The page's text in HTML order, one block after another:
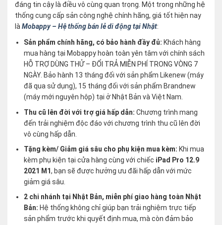
đáng tin cậy là điều vô cùng quan trọng. Một trong những hệ
thống cung cấp sản công nghệ chính hãng, giá tốt hiện nay
là Mobappy – Hệ thống bán lẻ di động tại Nhật:
Sản phẩm chính hãng, có bảo hành đầy đủ: Khách hàng
mua hàng tại Mobappy hoàn toàn yên tâm với chính sách
HỖ TRỢ DÙNG THỬ – ĐỔI TRẢ MIỄN PHÍ TRONG VÒNG 7
NGÀY. Bảo hành 13 tháng đối với sản phẩm Likenew (máy
đã qua sử dụng), 15 tháng đối với sản phẩm Brandnew
(máy mới nguyên hộp) tại ở Nhật Bản và Việt Nam.
Thu cũ lên đời với trợ giá hấp dẫn:Chương trình mang
đến trải nghiệm độc đáo với chương trình thu cũ lên đời
vô cùng hấp dẫn.
Tặng kèm/ Giảm giá sâu cho phụ kiện mua kèm: Khi mua
kèm phụ kiện tại cửa hàng cùng với chiếc iPad Pro 12.9
2021 M1, bạn sẽ được hưởng ưu đãi hấp dẫn với mức
giảm giá sâu.
2 chi nhánh tại Nhật Bản, miễn phí giao hàng toàn Nhật
Bản: Hệ thống không chỉ giúp bạn trải nghiệm trực tiếp
sản phẩm trước khi quyết định mua, mà còn đảm bảo